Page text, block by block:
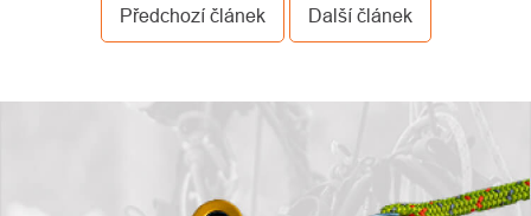
Předchozí článek Další článek